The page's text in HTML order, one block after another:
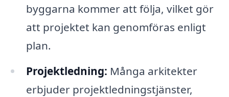
byggarna kommer att följa, vilket gör
att projektet kan genomföras enligt
plan.
Projektledning: Många arkitekter
erbjuder projektledningstjänster,